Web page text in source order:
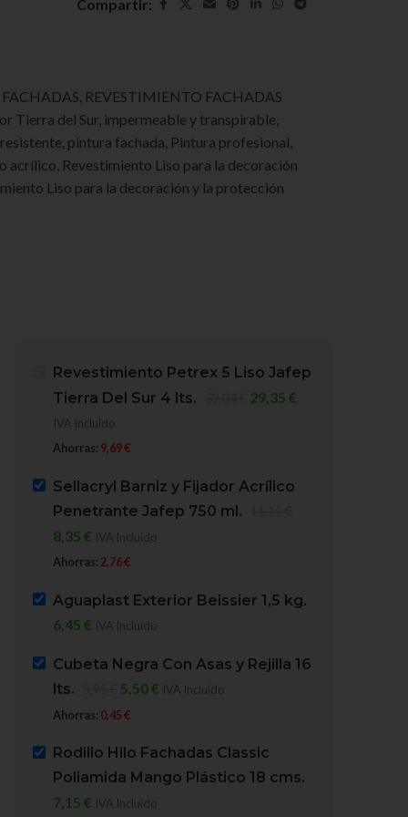
Compartir:
REVESTIMIENTO FACHADAS
Tierra del Sur impermeable y transpirable
pintura fachada Pintura profesional
acrílico Revestimiento Liso para la decoración
Liso para la decoración y la protección
Rodillo Hilo Fachadas
Classic Poliamida Mango
Plástico 18 cms.
HERRAMIENTAS,RODILLOS,
RODILLOS COMPLETOS
Macode Rodillos y Herramientas
Brochín prensado
nº14
Tinajero Brochas,
8,95
SKU:
Revestimiento Petrex 5 Liso Jafep
Tierra Del Sur 4 lts.
29,35 €
IVA Incluido
Ahorras: 9,69€
Sellacryl Barniz y Fijador Acrílico
Penetrante Jafep 750 ml.
8,35 € IVA Incluido
Ahorras:2,76€
Aguaplast Exterior Beissier 1,5 kg.
6,45 € IVA Incluido
Cubeta Negra Con Asas y Rejilla 16
lts.
5,50€ IVA Incluido
Ahorras: 0,45€
Rodillo Hilo Fachadas Classic
Poliamida Mango Plástico 18 cms.
7,15 € IVA Incluido